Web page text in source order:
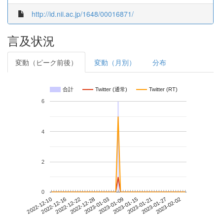
http://id.nii.ac.jp/1648/00016871/
言及状況
変動（ピーク前後） 変動（月別） 分布
合計 Twitter (通常) Twitter (RT)
2022-12-102022-12-162022-12-222022-12-282023-01-032023-01-092023-01-152023-01-212023-01-272023-02-02
0
2
4
6